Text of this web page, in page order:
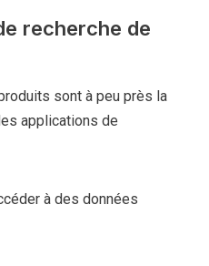
recherche de
sont à peu près la
applications de
à des données